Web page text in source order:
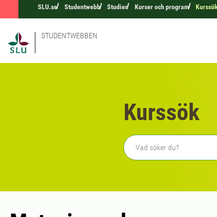
SLU.se Studentwebb Studier Kurser och program
STUDENTWEBBEN
Kurssök
Fritext sökning